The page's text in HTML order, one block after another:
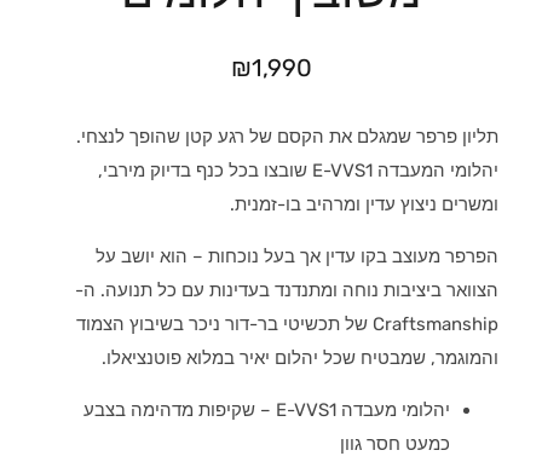
₪1,990
תליון פרפר שמגלם את הקסם של רגע קטן שהופך לנצחי.
יהלומי המעבדה E-VVS1 שובצו בכל כנף בדיוק מירבי,
ומשרים ניצוץ עדין ומרהיב בו-זמנית.
הפרפר מעוצב בקו עדין אך בעל נוכחות – הוא יושב על
הצוואר ביציבות נוחה ומתנדנד בעדינות עם כל תנועה. ה-
Craftsmanship של תכשיטי בר-דור ניכר בשיבוץ הצמוד
והמוגמר, שמבטיח שכל יהלום יאיר במלוא פוטנציאלו.
יהלומי מעבדה E-VVS1 – שקיפות מדהימה בצבע
כמעט חסר גוון